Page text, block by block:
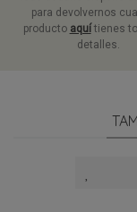
para devolvernos
producto aquítienes
detalles.